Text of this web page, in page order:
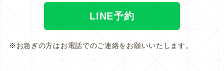
LINE予約
※お急ぎの方はお電話でのご連絡をお願いいたします。